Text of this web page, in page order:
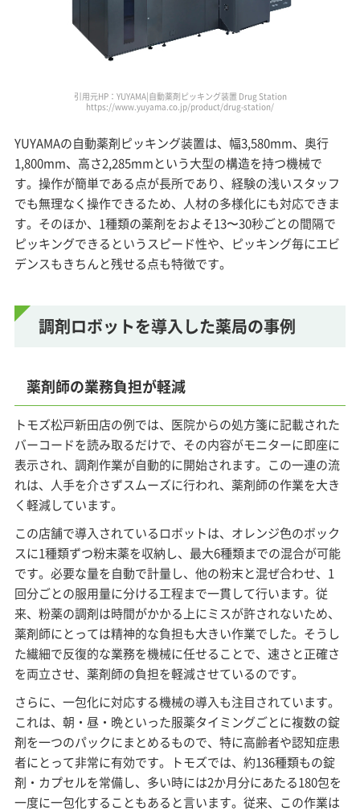
引用元HP：YUYAMA|自動薬剤ピッキング装置 Drug Station
https://www.yuyama.co.jp/product/drug-station/
YUYAMAの自動薬剤ピッキング装置は、幅3,580mm、奥行
1,800mm、高さ2,285mmという大型の構造を持つ機械で
す。操作が簡単である点が長所であり、経験の浅いスタッフ
でも無理なく操作できるため、人材の多様化にも対応できま
す。そのほか、1種類の薬剤をおよそ13〜30秒ごとの間隔で
ピッキングできるというスピード性や、ピッキング毎にエビ
デンスもきちんと残せる点も特徴です。
調剤ロボットを導入した薬局の事例
薬剤師の業務負担が軽減
トモズ松戸新田店の例では、医院からの処方箋に記載された
バーコードを読み取るだけで、その内容がモニターに即座に
表示され、調剤作業が自動的に開始されます。この一連の流
れは、人手を介さずスムーズに行われ、薬剤師の作業を大き
く軽減しています。
この店舗で導入されているロボットは、オレンジ色のボック
スに1種類ずつ粉末薬を収納し、最大6種類までの混合が可能
です。必要な量を自動で計量し、他の粉末と混ぜ合わせ、1
回分ごとの服用量に分ける工程まで一貫して行います。従
来、粉薬の調剤は時間がかかる上にミスが許されないため、
薬剤師にとっては精神的な負担も大きい作業でした。そうし
た繊細で反復的な業務を機械に任せることで、速さと正確さ
を両立させ、薬剤師の負担を軽減させているのです。
さらに、一包化に対応する機械の導入も注目されています。
これは、朝・昼・晩といった服薬タイミングごとに複数の錠
剤を一つのパックにまとめるもので、特に高齢者や認知症患
者にとって非常に有効です。トモズでは、約136種類もの錠
剤・カプセルを常備し、多い時には2か月分にあたる180包を
一度に一包化することもあると言います。従来、この作業は